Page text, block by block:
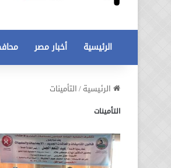
الرئيسية أخبار مصر
الرئيسية/التأمينات
التأمينات
أزمة
مخالفات
البناء
12 أغسطس، 2020
عاجل